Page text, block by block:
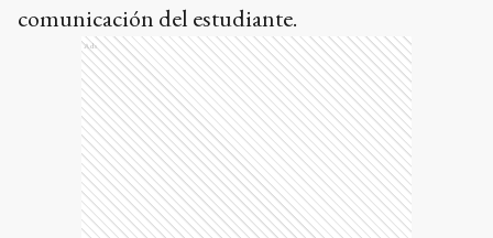
comunicación del estudiante.
Ads